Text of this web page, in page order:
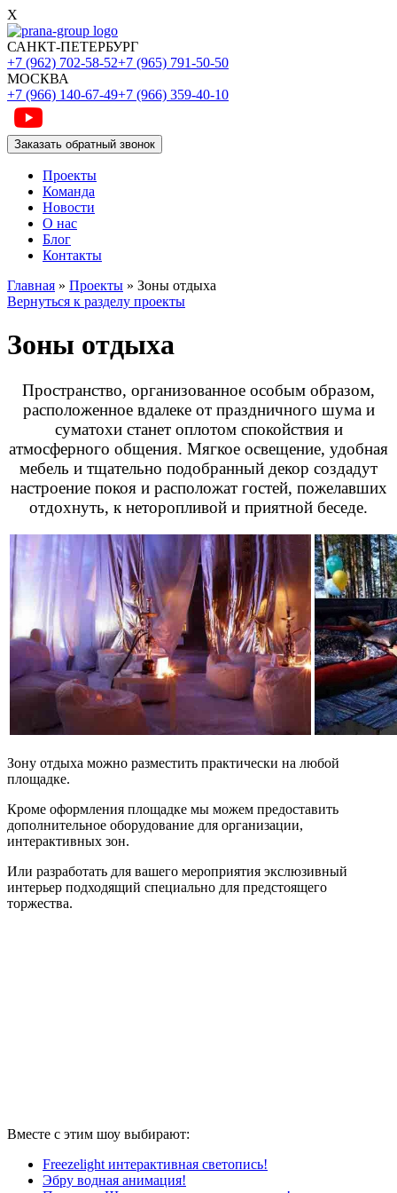
X
САНКТ-ПЕТЕРБУРГ
+7 (962) 702-58-52+7 (965) 791-50-50
МОСКВА
+7 (966) 140-67-49+7 (966) 359-40-10
Заказать обратный звонок
Проекты
Команда
Новости
О нас
Блог
Контакты
Главная » Проекты » Зоны отдыха
Вернуться к разделу проекты
Зоны отдыха
Пространство, организованное особым образом,
расположенное вдалеке от праздничного шума и
суматохи станет оплотом спокойствия и
атмосферного общения. Мягкое освещение, удобная
мебель и тщательно подобранный декор создадут
настроение покоя и расположат гостей, пожелавших
отдохнуть, к неторопливой и приятной беседе.
Зону отдыха можно разместить практически на любой
площадке.
Кроме оформления площадке мы можем предоставить
дополнительное оборудование для организации,
интерактивных зон.
Или разработать для вашего мероприятия экслюзивный
интерьер подходящий специально для предстоящего
торжества.
Вместе с этим шоу выбирают:
Freezelight интерактивная светопись!
Эбру водная анимация!